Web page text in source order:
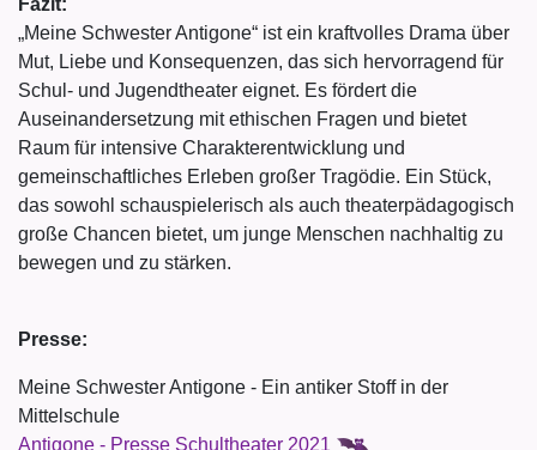
Fazit:
„Meine Schwester Antigone“ ist ein kraftvolles Drama über
Mut, Liebe und Konsequenzen, das sich hervorragend für
Schul- und Jugendtheater eignet. Es fördert die
Auseinandersetzung mit ethischen Fragen und bietet
Raum für intensive Charakterentwicklung und
gemeinschaftliches Erleben großer Tragödie. Ein Stück,
das sowohl schauspielerisch als auch theaterpädagogisch
große Chancen bietet, um junge Menschen nachhaltig zu
bewegen und zu stärken.
Presse:
Meine Schwester Antigone - Ein antiker Stoff in der
Mittelschule
Antigone - Presse Schultheater 2021